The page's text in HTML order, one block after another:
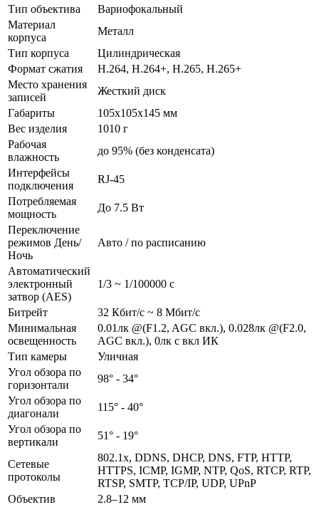
Тип объектива
Вариофокальный
Материал
корпуса
Металл
Тип корпуса
Цилиндрическая
Формат сжатия
H.264, H.264+, H.265, H.265+
Место хранения
записей
Жесткий диск
Габариты
105x105x145 мм
Вес изделия
1010 г
Рабочая
влажность
до 95% (без конденсата)
Интерфейсы
подключения
RJ-45
Потребляемая
мощность
До 7.5 Вт
Переключение
режимов День/
Ночь
Авто / по расписанию
Автоматический
электронный
затвор (AES)
1/3 ~ 1/100000 с
Битрейт
32 Кбит/с ~ 8 Мбит/с
Минимальная
освещенность
0.01лк @(F1.2, AGC вкл.), 0.028лк @(F2.0,
AGC вкл.), 0лк с вкл ИК
Тип камеры
Уличная
Угол обзора по
горизонтали
98° - 34°
Угол обзора по
диагонали
115° - 40°
Угол обзора по
вертикали
51° - 19°
Сетевые
протоколы
802.1x, DDNS, DHCP, DNS, FTP, HTTP,
HTTPS, ICMP, IGMP, NTP, QoS, RTCP, RTP,
RTSP, SMTP, TCP/IP, UDP, UPnP
Объектив
2.8–12 мм